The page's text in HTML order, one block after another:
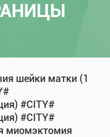
шейки матки (1
#CITY#
#CITY#
миомэктомия